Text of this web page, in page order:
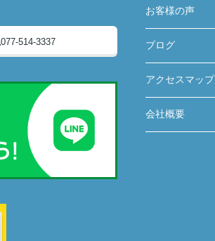
077-514-3337
お客様の声
ブログ
アクセスマップ
会社概要